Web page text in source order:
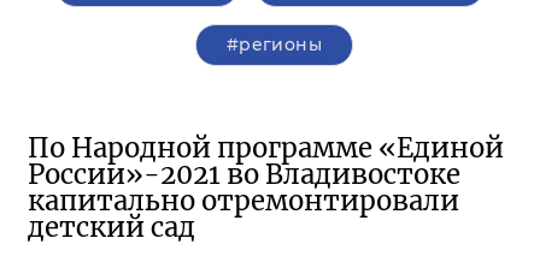
#регионы
По Народной программе «Единой
России»-2021 во Владивостоке
капитально отремонтировали
детский сад